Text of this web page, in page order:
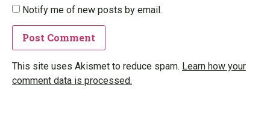
Notify me of new posts by email.
This site uses Akismet to reduce spam. Learn how your
comment data is processed.